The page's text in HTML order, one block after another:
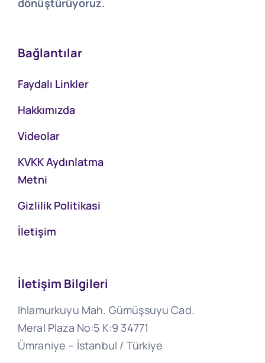
dönüştürüyoruz.
Bağlantılar
Faydalı Linkler
Hakkımızda
Videolar
KVKK Aydınlatma
Metni
Gizlilik Politikasi
İletişim
İletişim Bilgileri
Ihlamurkuyu Mah. Gümüşsuyu Cad.
Meral Plaza No:5 K:9 34771
Ümraniye – İstanbul / Türkiye